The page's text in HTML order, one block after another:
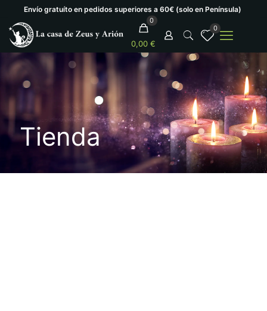
Envío gratuíto en pedidos superiores a 60€ (solo en Península)
0
0,00 €
0
Tienda